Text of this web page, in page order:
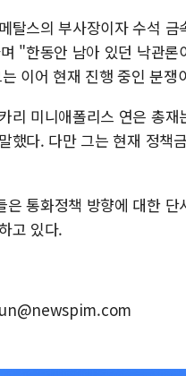
탈스의 부사장이자 수석
"한동안 남아 있던 낙관
이어 현재 진행 중인 분
리 미니애폴리스 연은 총
했다. 다만 그는 현재 정책
은 통화정책 방향에 대한
고 있다.